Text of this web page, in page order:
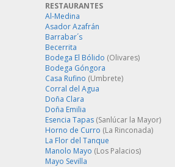
RESTAURANTES
Al-Medina
Asador Azafrán
Barrabar´s
Becerrita
Bodega El Bólido (Olivares)
Bodega Góngora
Casa Rufino (Umbrete)
Corral del Agua
Doña Clara
Doña Emilia
Esencia Tapas (Sanlúcar la Mayor)
Horno de Curro (La Rinconada)
La Flor del Tanque
Manolo Mayo (Los Palacios)
Mayo Sevilla